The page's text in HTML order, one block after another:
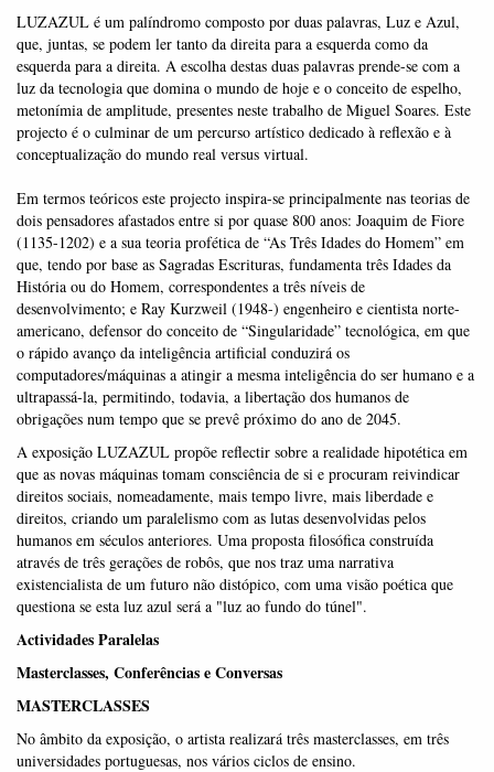
LUZAZUL é um palíndromo composto por duas palavras, Luz e Azul,
que, juntas, se podem ler tanto da direita para a esquerda como da
esquerda para a direita. A escolha destas duas palavras prende-se com a
luz da tecnologia que domina o mundo de hoje e o conceito de espelho,
metonímia de amplitude, presentes neste trabalho de Miguel Soares. Este
projecto é o culminar de um percurso artístico dedicado à reflexão e à
conceptualização do mundo real versus virtual.
Em termos teóricos este projecto inspira-se principalmente nas teorias de
dois pensadores afastados entre si por quase 800 anos: Joaquim de Fiore
(1135-1202) e a sua teoria profética de “As Três Idades do Homem” em
que, tendo por base as Sagradas Escrituras, fundamenta três Idades da
História ou do Homem, correspondentes a três níveis de
desenvolvimento; e Ray Kurzweil (1948-) engenheiro e cientista norte-
americano, defensor do conceito de “Singularidade” tecnológica, em que
o rápido avanço da inteligência artificial conduzirá os
computadores/máquinas a atingir a mesma inteligência do ser humano e a
ultrapassá-la, permitindo, todavia, a libertação dos humanos de
obrigações num tempo que se prevê próximo do ano de 2045.
A exposição LUZAZUL propõe reflectir sobre a realidade hipotética em
que as novas máquinas tomam consciência de si e procuram reivindicar
direitos sociais, nomeadamente, mais tempo livre, mais liberdade e
direitos, criando um paralelismo com as lutas desenvolvidas pelos
humanos em séculos anteriores. Uma proposta filosófica construída
através de três gerações de robôs, que nos traz uma narrativa
existencialista de um futuro não distópico, com uma visão poética que
questiona se esta luz azul será a "luz ao fundo do túnel".
Actividades Paralelas
Masterclasses, Conferências e Conversas
MASTERCLASSES
No âmbito da exposição, o artista realizará três masterclasses, em três
universidades portuguesas, nos vários ciclos de ensino.